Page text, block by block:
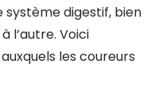
système digestif, bien
l’autre. Voici
les coureurs